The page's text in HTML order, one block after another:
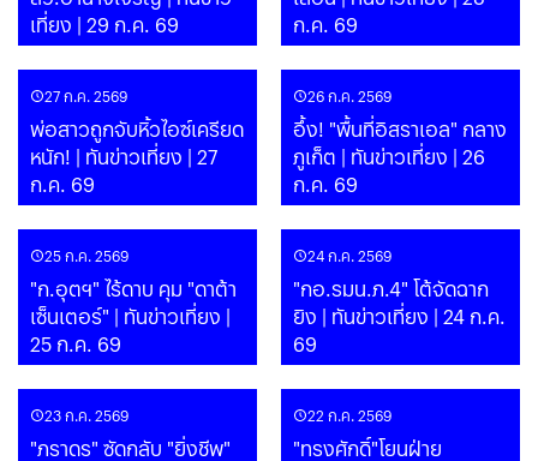
เที่ยง | 29 ก.ค. 69
ก.ค. 69
27 ก.ค. 2569
พ่อสาวถูกจับหิ้วไอซ์เครียด
หนัก! | ทันข่าวเที่ยง | 27
ก.ค. 69
26 ก.ค. 2569
อึ้ง! "พื้นที่อิสราเอล" กลาง
ภูเก็ต | ทันข่าวเที่ยง | 26
ก.ค. 69
25 ก.ค. 2569
"ก.อุตฯ" ไร้ดาบ คุม "ดาต้า
เซ็นเตอร์" | ทันข่าวเที่ยง |
25 ก.ค. 69
24 ก.ค. 2569
"กอ.รมน.ภ.4" โต้จัดฉาก
ยิง | ทันข่าวเที่ยง | 24 ก.ค.
69
23 ก.ค. 2569
"ภราดร" ซัดกลับ "ยิ่งชีพ"
22 ก.ค. 2569
"ทรงศักดิ์"โยนฝ่าย